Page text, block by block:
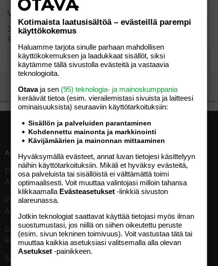
Varmistus
Järjestä seuraavat numerot pienimmästä suurimpaan:
5 1 8
Ilmoita asiaton viesti
ASIAKASPALVELU
Digipalvelut (09) 156 6227
Avoinna ma–pe 8–19
Painettu lehti (09) 156 665
Avoinna ma–pe 8–19
Otavamedian vaihde (09) 156
61
Sähköposti (digi)
MEDIATIEDOT
Tekniset tiedot, aikataulut ja
ilmoitushinnat
Tietoa verkon kävijöistä
Avoimuusraportti
Käyttöehdot
TUOTTEET
Kotimaista laatusisältöä – evästeillä parempi
käyttökokemus
Haluamme tarjota sinulle parhaan mahdollisen
käyttökokemuksen ja laadukkaat sisällöt, siksi
käytämme tällä sivustolla evästeitä ja vastaavia
teknologioita.
Otavaja sen (95) teknologia- ja mainoskumppania
keräävät tietoa (esim. vierailemis­tasi sivuista ja laitteesi
ominaisuuk­sista) seuraaviin käyttötarkoituksiin:
Sisällön ja palveluiden parantaminen
Kohdennettu mainonta ja markkinointi
Kävijämäärien ja mainonnan mittaaminen
Hyväksymällä evästeet, annat luvan tietojesi käsittelyyn
näihin käyttötarkoituksiin. Mikäli et hyväksy evästeitä,
osa palveluista tai sisällöistä ei välttämättä toimi
optimaalisesti. Voit muuttaa valintojasi milloin tahansa
klikkaamalla Evästeasetukset -linkkiä sivuston
alareunassa.
Jotkin teknologiat saattavat käyttää tietojasi myös ilman
suostumustasi, jos niillä on siihen oikeutettu peruste
(esim. sivun tekninen toimivuus). Voit vastustaa tätä tai
muuttaa kaikkia asetuksiasi valitsemalla alla olevan
Asetukset -painikkeen.